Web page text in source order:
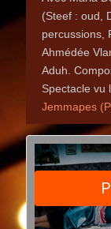
(Steef : oud,
percussions,
Ahmédée
Aduh.
Spectacle vu
Jemmapes